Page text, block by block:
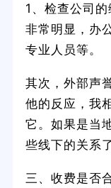
1、检查公司
非常明显，办
专业人员等。
其次，外部声
他的反应，我
它。如果是当
些线下的关系
三、收费是否